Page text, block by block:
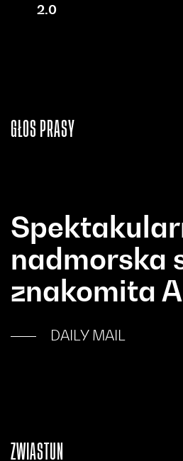
2.0
GŁOS PRASY
nadmorska
znakomita
DAILY MAIL
ZWIASTUN